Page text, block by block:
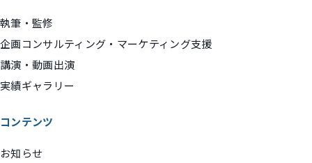
執筆・監修
企画コンサルティング・マーケティング支援
講演・動画出演
実績ギャラリー
コンテンツ
お知らせ